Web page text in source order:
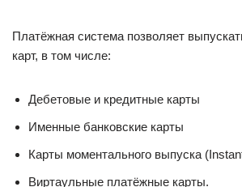
Платёжная система позволяет
карт, в том числе:
Дебетовые и кредитные карты
Именные банковские карты
Карты моментального выпуска
Виртаульные платёжные карты.